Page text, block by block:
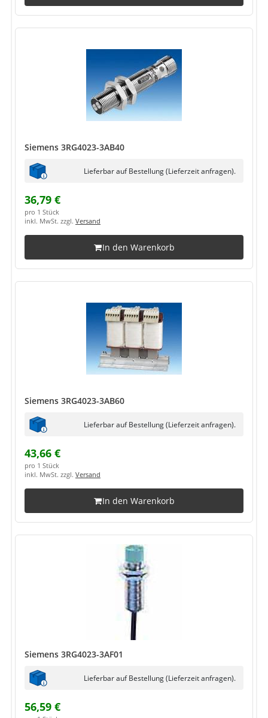
Siemens 3RG4023-3AB40
Lieferbar auf Bestellung (Lieferzeit anfragen).
36,79 €
pro 1 Stück
inkl. MwSt. zzgl. Versand
In den Warenkorb
Siemens 3RG4023-3AB60
Lieferbar auf Bestellung (Lieferzeit anfragen).
43,66 €
pro 1 Stück
inkl. MwSt. zzgl. Versand
In den Warenkorb
Siemens 3RG4023-3AF01
Lieferbar auf Bestellung (Lieferzeit anfragen).
56,59 €